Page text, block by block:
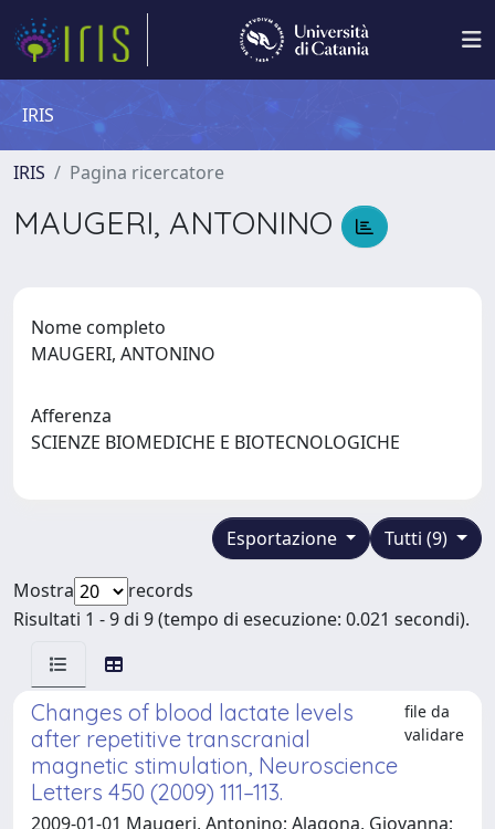
IRIS
IRIS Pagina ricercatore
MAUGERI, ANTONINO
Nome completo
MAUGERI, ANTONINO
Afferenza
SCIENZE BIOMEDICHE E BIOTECNOLOGICHE
Tutti (9)
Esportazione
Mostra
records
Risultati 1 - 9 di 9 (tempo di esecuzione: 0.021 secondi).
Changes of blood lactate levels
after repetitive transcranial
magnetic stimulation, Neuroscience
Letters 450 (2009) 111–113.
file da
validare
2009-01-01 Maugeri, Antonino; Alagona, Giovanna;